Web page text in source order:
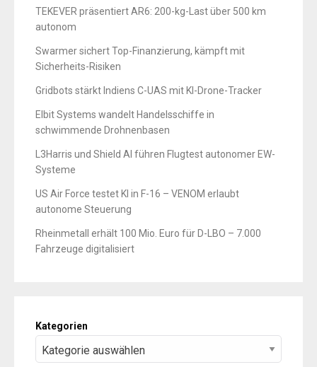
TEKEVER präsentiert AR6: 200-kg-Last über 500 km
autonom
Swarmer sichert Top-Finanzierung, kämpft mit
Sicherheits-Risiken
Gridbots stärkt Indiens C-UAS mit KI-Drone-Tracker
Elbit Systems wandelt Handelsschiffe in
schwimmende Drohnenbasen
L3Harris und Shield AI führen Flugtest autonomer EW-
Systeme
US Air Force testet KI in F-16 – VENOM erlaubt
autonome Steuerung
Rheinmetall erhält 100 Mio. Euro für D-LBO – 7.000
Fahrzeuge digitalisiert
Kategorien